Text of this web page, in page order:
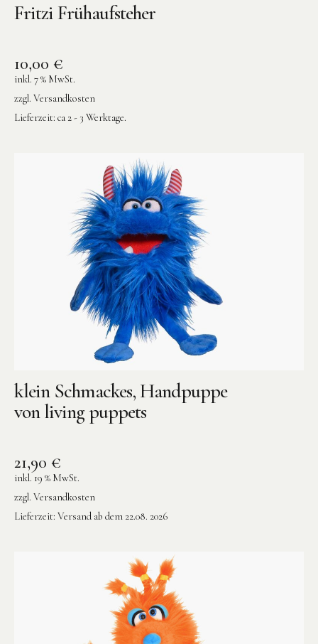
Fritzi Frühaufsteher
10,00 €
inkl. 7 % MwSt.
zzgl. Versandkosten
Lieferzeit: ca 2 - 3 Werktage.
klein Schmackes, Handpuppe
von living puppets
21,90 €
inkl. 19 % MwSt.
zzgl. Versandkosten
Lieferzeit: Versand ab dem 22.08. 2026